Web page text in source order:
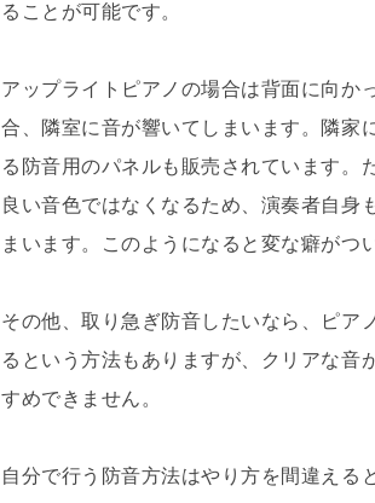
ることが可能です。
アップライトピアノの場合は背面に向か
合、隣室に音が響いてしまいます。隣家
る防音用のパネルも販売されています。
良い音色ではなくなるため、演奏者自身
まいます。このようになると変な癖がつ
その他、取り急ぎ防音したいなら、ピア
るという方法もありますが、クリアな音
すめできません。
自分で行う防音方法はやり方を間違える